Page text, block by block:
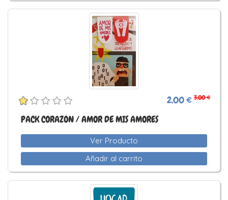
2,00 € 3,00 €
PACK CORAZÓN / AMOR DE MIS AMORES
Ver Producto
Añadir al carrito